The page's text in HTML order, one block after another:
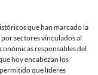
que han marcado la
sectores vinculados al
responsables del
hoy encabezan los
que líderes